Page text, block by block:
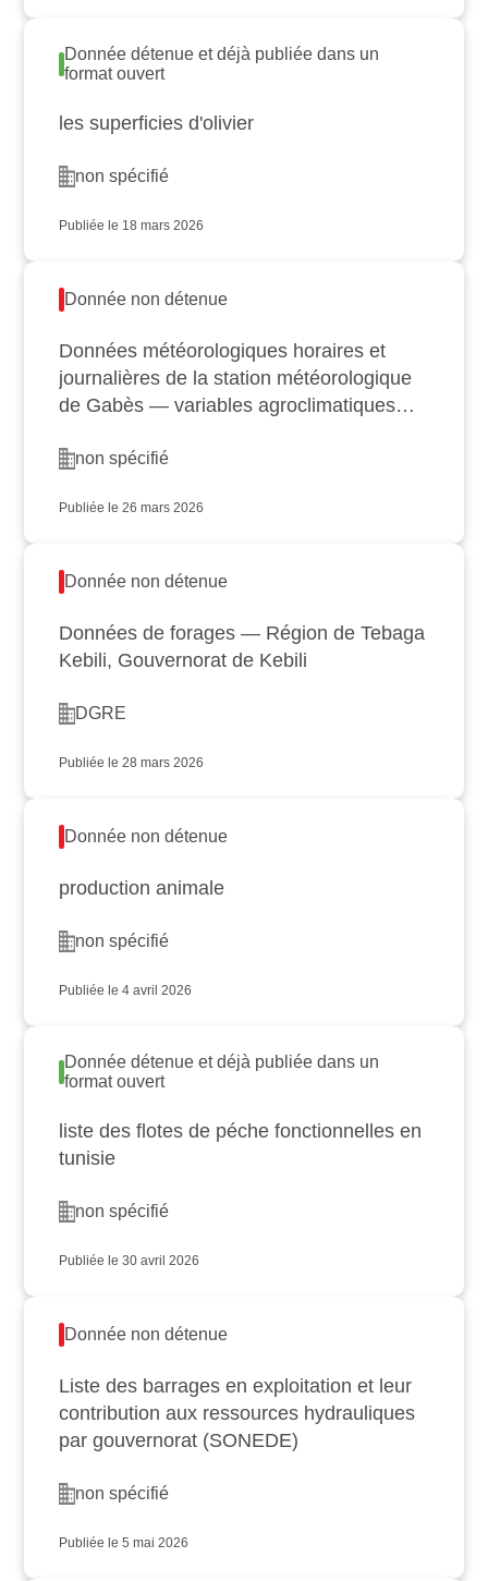
Donnée détenue et déjà publiée dans un
format ouvert
les superficies d'olivier
non spécifié
Publiée le 18 mars 2026
Donnée non détenue
Données météorologiques horaires et
journalières de la station météorologique
de Gabès — variables agroclimatiques
non spécifié
Publiée le 26 mars 2026
Donnée non détenue
Données de forages — Région de Tebaga
Kebili, Gouvernorat de Kebili
DGRE
Publiée le 28 mars 2026
Donnée non détenue
production animale
non spécifié
Publiée le 4 avril 2026
Donnée détenue et déjà publiée dans un
format ouvert
liste des flotes de péche fonctionnelles en
tunisie
non spécifié
Publiée le 30 avril 2026
Donnée non détenue
Liste des barrages en exploitation et leur
contribution aux ressources hydrauliques
par gouvernorat (SONEDE)
non spécifié
Publiée le 5 mai 2026